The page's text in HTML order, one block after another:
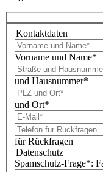
Kontaktdaten
Vorname und Name*
und Hausnummer*
und Ort*
für Rückfragen
Datenschutz
Spamschutz-Frage*: